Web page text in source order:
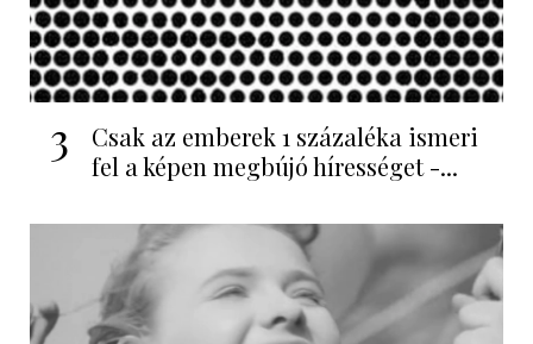
3
Csak az emberek 1 százaléka ismeri
fel a képen megbújó hírességet -...